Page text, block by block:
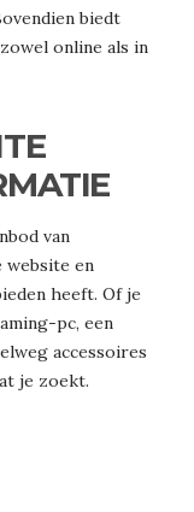
biedt
online als in
van
website en
heeft. Of je
pc, een
accessoires
je zoekt.